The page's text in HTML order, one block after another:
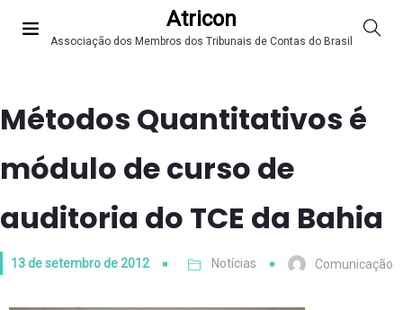
Atricon
Associação dos Membros dos Tribunais de Contas do Brasil
Métodos Quantitativos é
módulo de curso de
auditoria do TCE da Bahia
13 de setembro de 2012 Notícias Comunicação